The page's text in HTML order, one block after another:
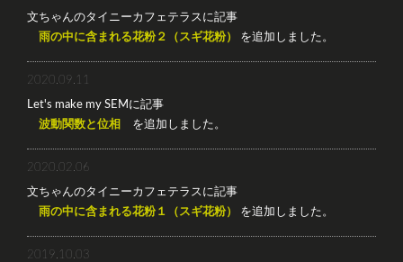
文ちゃんのタイニーカフェテラスに記事
雨の中に含まれる花粉２（スギ花粉）
を追加しました。
2020.09.11
Let's make my SEMに記事
波動関数と位相 を追加しました。
2020.02.06
文ちゃんのタイニーカフェテラスに記事
雨の中に含まれる花粉１（スギ花粉）
を追加しました。
2019.10.03